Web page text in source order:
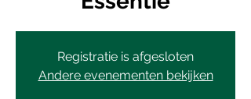
Registratie is afgesloten
Andere evenementen bekijken